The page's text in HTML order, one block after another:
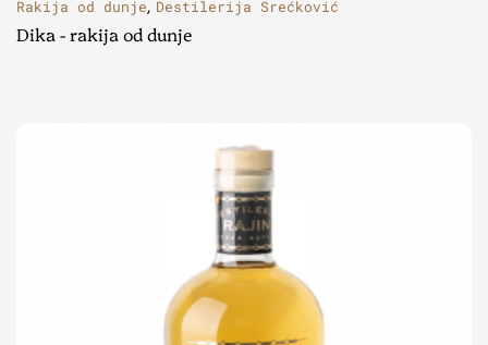
Rakija od dunje, Destilerija Srećković
Dika - rakija od dunje